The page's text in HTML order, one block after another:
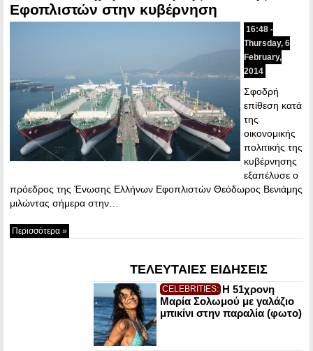
Εφοπλιστών στην κυβέρνηση
16:48 -
Thursday, 6
February,
2014
Σφοδρή
επίθεση κατά
της
οικονομικής
πολιτικής της
κυβέρνησης
εξαπέλυσε ο
πρόεδρος της Ένωσης Ελλήνων Εφοπλιστών Θεόδωρος Βενιάμης
μιλώντας σήμερα στην…
Περισσότερα »
ΤΕΛΕΥΤΑΙΕΣ ΕΙΔΗΣΕΙΣ
CELEBRITIES: Η 51χρονη
Μαρία Σολωμού με γαλάζιο
μπικίνι στην παραλία (φωτο)